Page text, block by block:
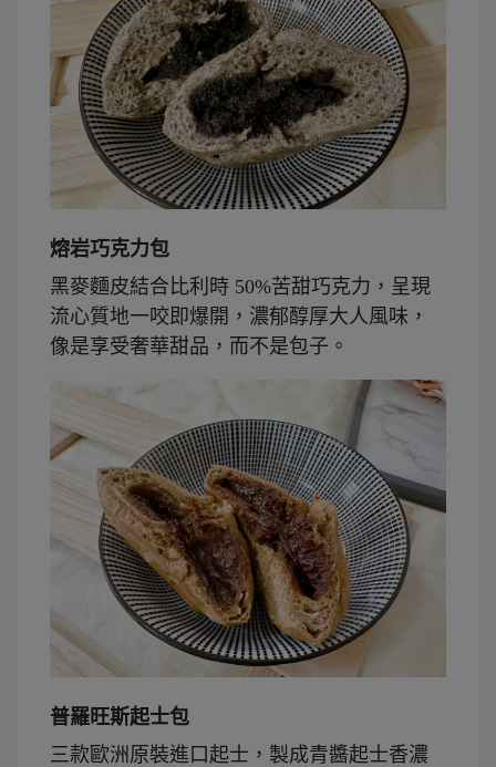
熔岩巧克力包
黑麥麵皮結合比利時 50%苦甜巧克力，呈現
流心質地一咬即爆開，濃郁醇厚大人風味，
像是享受奢華甜品，而不是包子。
普羅旺斯起士包
三款歐洲原裝進口起士，製成青醬起士香濃